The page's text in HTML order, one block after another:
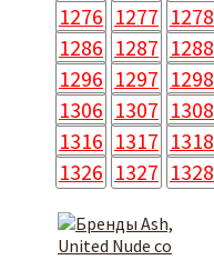
1276 1277 1278
1286 1287 1288
1296 1297 1298
1306 1307 1308
1316 1317 1318
1326 1327 1328